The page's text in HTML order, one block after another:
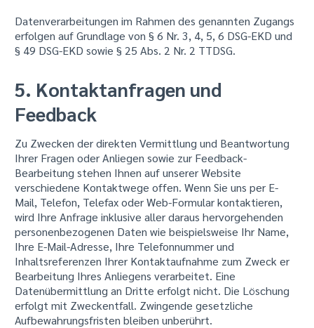
Datenverarbeitungen im Rahmen des genannten Zugangs
erfolgen auf Grundlage von § 6 Nr. 3, 4, 5, 6 DSG-EKD und
§ 49 DSG-EKD sowie § 25 Abs. 2 Nr. 2 TTDSG.
5. Kontaktanfragen und
Feedback
Zu Zwecken der direkten Vermittlung und Beantwortung
Ihrer Fragen oder Anliegen sowie zur Feedback-
Bearbeitung stehen Ihnen auf unserer Website
verschiedene Kontaktwege offen. Wenn Sie uns per E-
Mail, Telefon, Telefax oder Web-Formular kontaktieren,
wird Ihre Anfrage inklusive aller daraus hervorgehenden
personenbezogenen Daten wie beispielsweise Ihr Name,
Ihre E-Mail-Adresse, Ihre Telefonnummer und
Inhaltsreferenzen Ihrer Kontaktaufnahme zum Zweck er
Bearbeitung Ihres Anliegens verarbeitet. Eine
Datenübermittlung an Dritte erfolgt nicht. Die Löschung
erfolgt mit Zweckentfall. Zwingende gesetzliche
Aufbewahrungsfristen bleiben unberührt.